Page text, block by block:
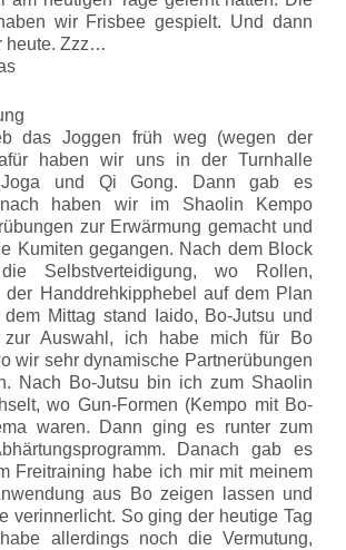
wir Frisbee gespielt. Und dann
heute. Zzz…
das Joggen früh weg (wegen der
haben wir uns in der Turnhalle
und Qi Gong. Dann gab es
haben wir im Shaolin Kempo
zur Erwärmung gemacht und
Kumiten gegangen. Nach dem Block
Selbstverteidigung, wo Rollen,
der Handdrehkipphebel auf dem Plan
Mittag stand Iaido, Bo-Jutsu und
zur Auswahl, ich habe mich für Bo
wir sehr dynamische Partnerübungen
Nach Bo-Jutsu bin ich zum Shaolin
wo Gun-Formen (Kempo mit Bo-
waren. Dann ging es runter zum
Danach gab es
Freitraining habe ich mir mit meinem
aus Bo zeigen lassen und
verinnerlicht. So ging der heutige Tag
allerdings noch die Vermutung,